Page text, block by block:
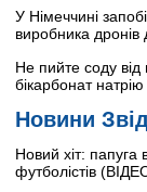
У Німеччині
виробника дронів
Не пийте соду від
бікарбонат
Новини
Новий хіт: папуга
футболістів